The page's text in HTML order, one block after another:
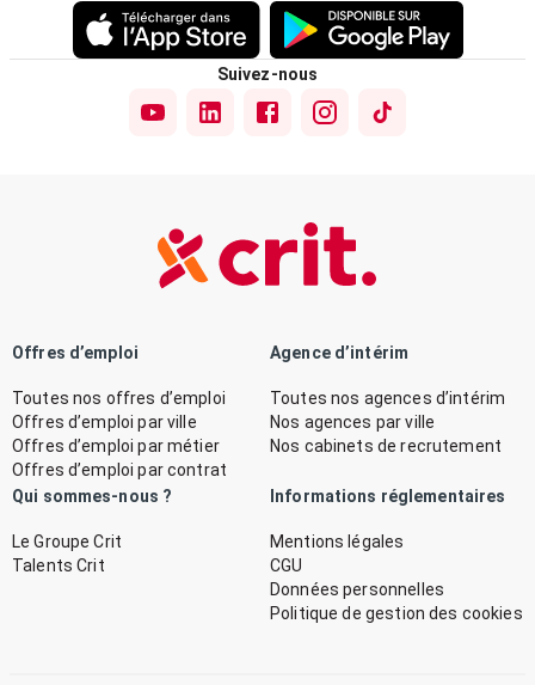
Suivez-nous
Offres d’emploi
Toutes nos offres d’emploi
Offres d’emploi par ville
Offres d’emploi par métier
Offres d’emploi par contrat
Agence d’intérim
Toutes nos agences d’intérim
Nos agences par ville
Nos cabinets de recrutement
Qui sommes-nous ?
Le Groupe Crit
Talents Crit
Informations réglementaires
Mentions légales
CGU
Données personnelles
Politique de gestion des cookies